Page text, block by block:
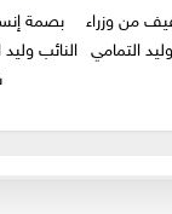
من وزراء
التمامي
بصمة
النائب